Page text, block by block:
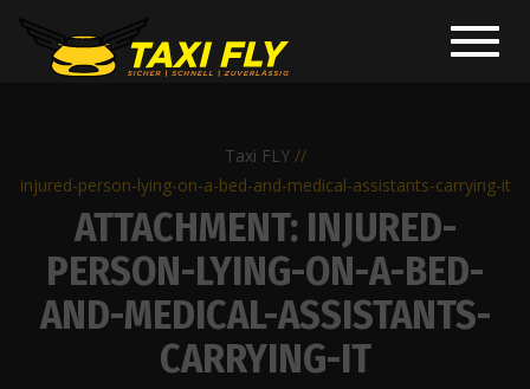
Taxi FLY
injured-person-lying-on-a-bed-and-medical-assistants-carrying-it
ATTACHMENT: INJURED-
PERSON-LYING-ON-A-BED-
AND-MEDICAL-ASSISTANTS-
CARRYING-IT